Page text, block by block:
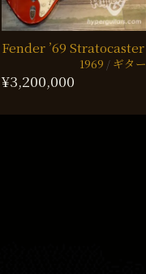
Fender ’69 Stratocaster
1969 ギター
¥3,200,000